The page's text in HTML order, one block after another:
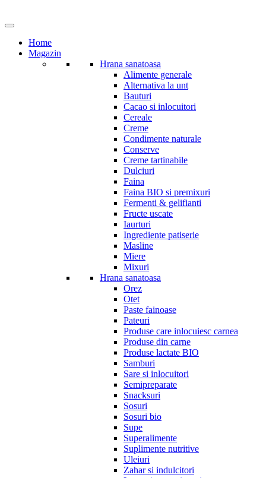
Home
Magazin
Hrana sanatoasa
Alimente generale
Alternativa la unt
Bauturi
Cacao si inlocuitori
Cereale
Creme
Condimente naturale
Conserve
Creme tartinabile
Dulciuri
Faina
Faina BIO si premixuri
Fermenti & gelifianti
Fructe uscate
Iaurturi
Ingrediente patiserie
Masline
Miere
Mixuri
Hrana sanatoasa
Orez
Otet
Paste fainoase
Pateuri
Produse care inlocuiesc carnea
Produse din carne
Produse lactate BIO
Samburi
Sare si inlocuitori
Semipreparate
Snacksuri
Sosuri
Sosuri bio
Supe
Superalimente
Suplimente nutritive
Uleiuri
Zahar si indulcitori